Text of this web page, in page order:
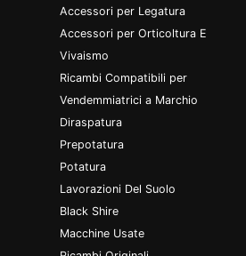
Accessori per Legatura
Accessori per Orticoltura E
Vivaismo
Ricambi Compatibili per
Vendemmiatrici a Marchio
Diraspatura
Prepotatura
Potatura
Lavorazioni Del Suolo
Black Shire
Macchine Usate